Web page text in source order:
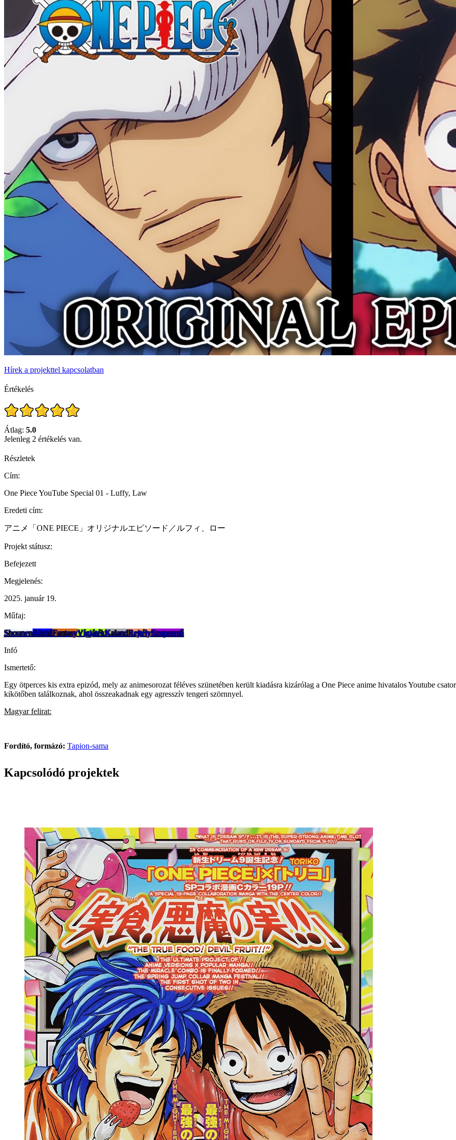
Hírek a projekttel kapcsolatban
Értékelés
Átlag: 5.0
Jelenleg 2 értékelés van.
Részletek
Cím:
One Piece YouTube Special 01 - Luffy, Law
Eredeti cím:
アニメ「ONE PIECE」オリジナルエピソード／ルフィ、ロー
Projekt státusz:
Befejezett
Megjelenés:
2025. január 19.
Műfaj:
ShounenAkcióFantasyVígjátékKalandRejtélySzupererő
Infó
Ismertető:
Egy ötperces kis extra epizód, mely az animesorozat féléves szünetében került kiadásra kizárólag a One Piece anime hivatalos Youtube
kikötőben találkoznak, ahol összeakadnak egy agresszív tengeri szörnnyel.
Magyar felirat:
Fordító, formázó: Tapion-sama
Kapcsolódó projektek